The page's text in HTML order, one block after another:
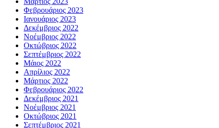
Φεβρουάριος 2023
Ιανουάριος 2023
Δεκέμβριος 2022
Νοέμβριος 2022
Οκτώβριος 2022
Σεπτέμβριος 2022
Μάιος 2022
Απρίλιος 2022
Μάρτιος 2022
Φεβρουάριος 2022
Δεκέμβριος 2021
Νοέμβριος 2021
Οκτώβριος 2021
Σεπτέμβριος 2021